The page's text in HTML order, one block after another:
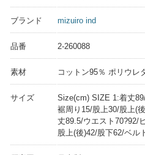
ブランド mizuiro ind
品番 2-260088
素材 コットン95％ ポリウレ
サイズ
Size(cm) SIZE 1:着丈
裾周り15/股上30/股上(
丈89.5/ウエスト70?92/
股上(後)42/股下62/ベル